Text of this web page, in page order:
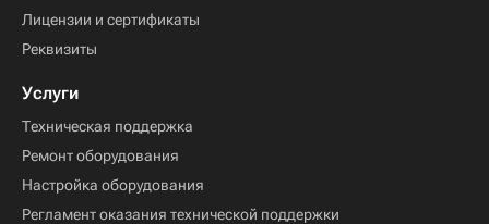
Лицензии и сертификаты
Реквизиты
Услуги
Техническая поддержка
Ремонт оборудования
Настройка оборудования
Регламент оказания технической поддержки